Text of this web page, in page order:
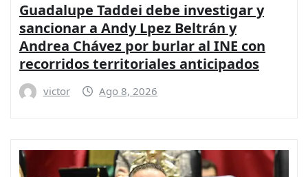
Guadalupe Taddei debe investigar y
sancionar a Andy Lpez Beltrán y
Andrea Chávez por burlar al INE con
recorridos territoriales anticipados
victor Ago 8, 2026